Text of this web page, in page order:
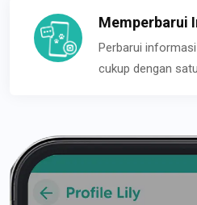
Memperbarui
Perbarui
cukup dengan